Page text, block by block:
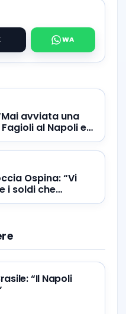
“Mai avviata una
al Napoli e
Ospina: “Vi
i soldi che
“Il Napoli